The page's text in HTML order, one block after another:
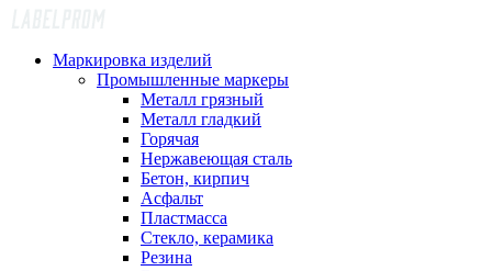
Маркировка изделий
Промышленные маркеры
Металл грязный
Металл гладкий
Горячая
Нержавеющая сталь
Бетон, кирпич
Асфальт
Пластмасса
Стекло, керамика
Резина